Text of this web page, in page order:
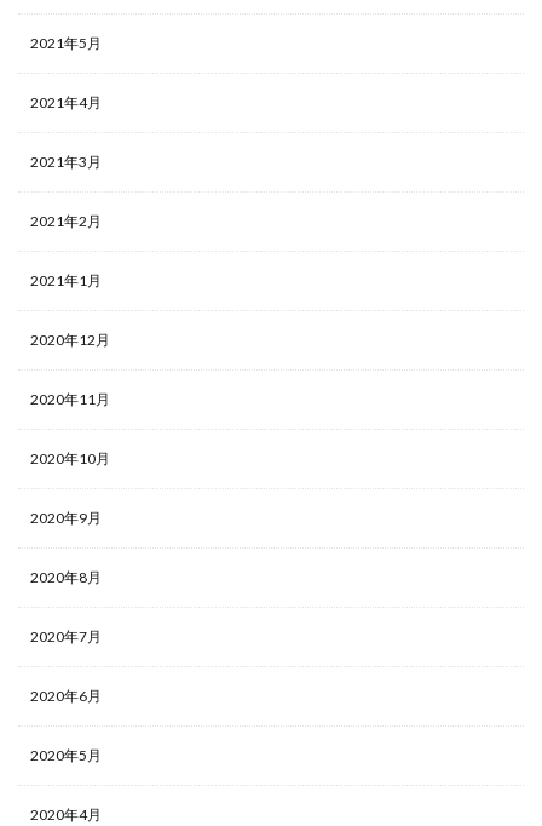
2021年5月
2021年4月
2021年3月
2021年2月
2021年1月
2020年12月
2020年11月
2020年10月
2020年9月
2020年8月
2020年7月
2020年6月
2020年5月
2020年4月